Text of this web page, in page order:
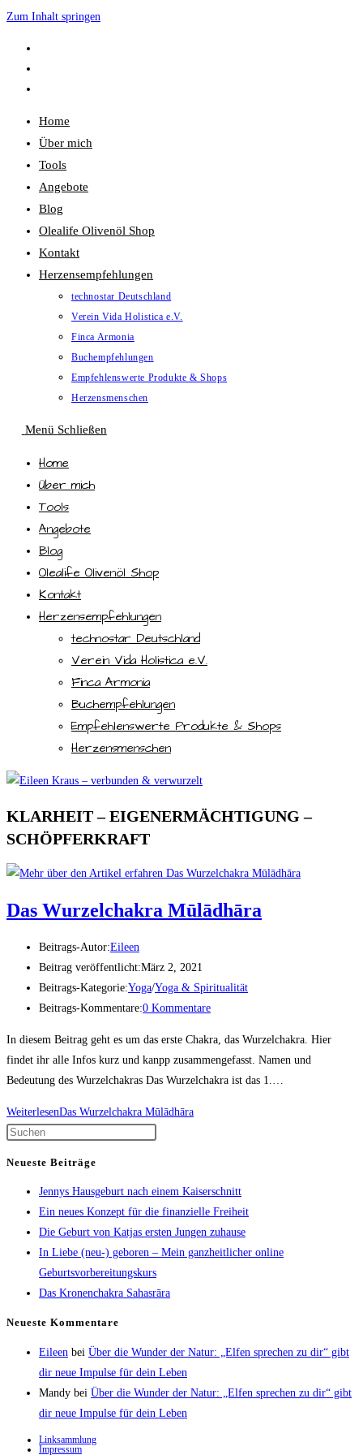
Zum Inhalt springen
Home
Über mich
Tools
Angebote
Blog
Olealife Olivenöl Shop
Kontakt
Herzensempfehlungen
technostar Deutschland
Verein Vida Holistica e.V.
Finca Armonia
Buchempfehlungen
Empfehlenswerte Produkte & Shops
Herzensmenschen
Menü Schließen
Home
Über mich
Tools
Angebote
Blog
Olealife Olivenöl Shop
Kontakt
Herzensempfehlungen
technostar Deutschland
Verein Vida Holistica e.V.
Finca Armonia
Buchempfehlungen
Empfehlenswerte Produkte & Shops
Herzensmenschen
KLARHEIT – EIGENERMÄCHTIGUNG –
SCHÖPFERKRAFT
Das Wurzelchakra Mūlādhāra
Beitrags-Autor:Eileen
Beitrag veröffentlicht:März 2, 2021
Beitrags-Kategorie:Yoga/Yoga & Spiritualität
Beitrags-Kommentare:0 Kommentare
In diesem Beitrag geht es um das erste Chakra, das Wurzelchakra. Hier
findet ihr alle Infos kurz und kanpp zusammengefasst. Namen und
Bedeutung des Wurzelchakras Das Wurzelchakra ist das 1.…
WeiterlesenDas Wurzelchakra Mūlādhāra
Neueste Beiträge
Jennys Hausgeburt nach einem Kaiserschnitt
Ein neues Konzept für die finanzielle Freiheit
Die Geburt von Katjas ersten Jungen zuhause
In Liebe (neu-) geboren – Mein ganzheitlicher online
Geburtsvorbereitungskurs
Das Kronenchakra Sahasrāra
Neueste Kommentare
Eileen bei Über die Wunder der Natur: „Elfen sprechen zu dir“ gibt
dir neue Impulse für dein Leben
Mandy bei Über die Wunder der Natur: „Elfen sprechen zu dir“ gibt
dir neue Impulse für dein Leben
Linksammlung
Impressum